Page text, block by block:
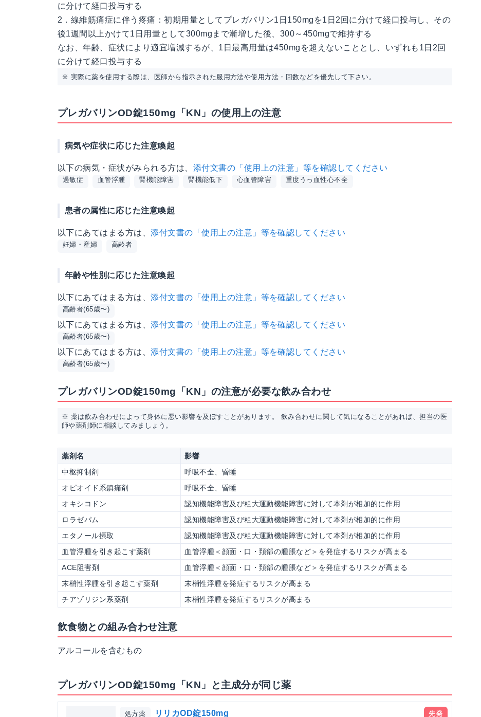
に分けて経口投与する
2．線維筋痛症に伴う疼痛：初期用量としてプレガバリン1日150mgを1日2回に分けて経口投与し、その
後1週間以上かけて1日用量として300mgまで漸増した後、300～450mgで維持する
なお、年齢、症状により適宜増減するが、1日最高用量は450mgを超えないこととし、いずれも1日2回
に分けて経口投与する
※ 実際に薬を使用する際は、医師から指示された服用方法や使用方法・回数などを優先して下さい。
プレガバリンOD錠150mg「KN」の使用上の注意
病気や症状に応じた注意喚起
以下の病気・症状がみられる方は、 添付文書の「使用上の注意」等を確認してください
過敏症 血管浮腫 腎機能障害 腎機能低下 心血管障害 重度うっ血性心不全
患者の属性に応じた注意喚起
以下にあてはまる方は、添付文書の「使用上の注意」等を確認してください
妊婦・産婦 高齢者
年齢や性別に応じた注意喚起
以下にあてはまる方は、添付文書の「使用上の注意」等を確認してください
高齢者(65歳〜)
以下にあてはまる方は、添付文書の「使用上の注意」等を確認してください
高齢者(65歳〜)
以下にあてはまる方は、添付文書の「使用上の注意」等を確認してください
高齢者(65歳〜)
プレガバリンOD錠150mg「KN」の注意が必要な飲み合わせ
※ 薬は飲み合わせによって身体に悪い影響を及ぼすことがあります。 飲み合わせに関して気になることがあれば、担当の医
師や薬剤師に相談してみましょう。
薬剤名
影響
中枢抑制剤
呼吸不全、昏睡
オピオイド系鎮痛剤
呼吸不全、昏睡
オキシコドン
認知機能障害及び粗大運動機能障害に対して本剤が相加的に作用
ロラゼパム
認知機能障害及び粗大運動機能障害に対して本剤が相加的に作用
エタノール摂取
認知機能障害及び粗大運動機能障害に対して本剤が相加的に作用
血管浮腫を引き起こす薬剤
血管浮腫＜顔面・口・頚部の腫脹など＞を発症するリスクが高まる
ACE阻害剤
血管浮腫＜顔面・口・頚部の腫脹など＞を発症するリスクが高まる
末梢性浮腫を引き起こす薬剤
末梢性浮腫を発症するリスクが高まる
チアゾリジン系薬剤
末梢性浮腫を発症するリスクが高まる
飲食物との組み合わせ注意
アルコールを含むもの
プレガバリンOD錠150mg「KN」と主成分が同じ薬
処方薬 リリカOD錠150mg 先発